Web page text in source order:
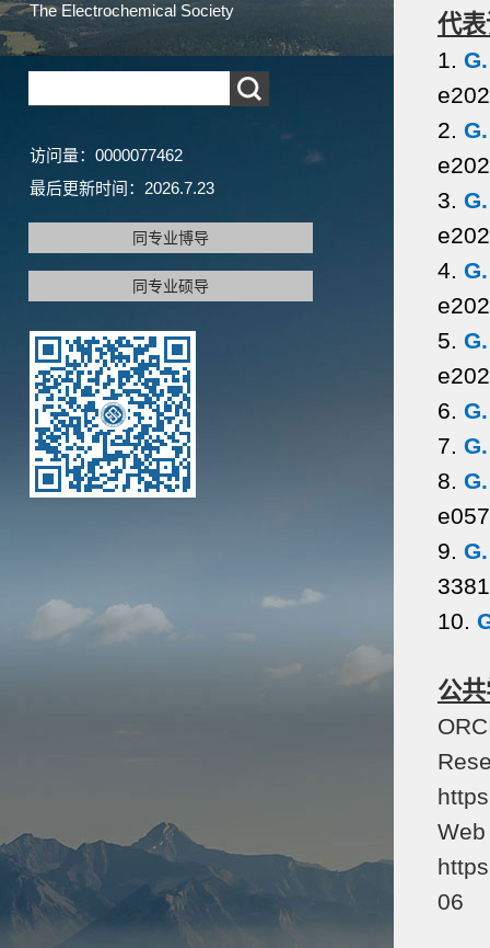
The Electrochemical Society
访问量： 0000077462
最后更新时间： 2026.7.23
同专业博导
同专业硕导
代
1.
2.
3.
4.
5.
6.
7.
8.
9.
10.
公
06